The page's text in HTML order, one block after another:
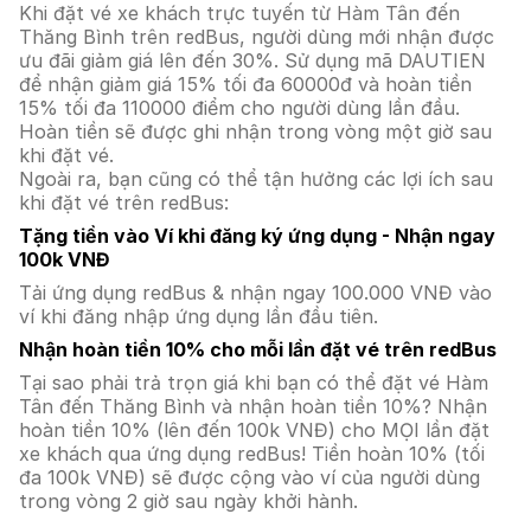
Khi đặt vé xe khách trực tuyến từ Hàm Tân đến
Thăng Bình trên redBus, người dùng mới nhận được
ưu đãi giảm giá lên đến 30%. Sử dụng mã DAUTIEN
để nhận giảm giá 15% tối đa 60000đ và hoàn tiền
15% tối đa 110000 điểm cho người dùng lần đầu.
Hoàn tiền sẽ được ghi nhận trong vòng một giờ sau
khi đặt vé.
Ngoài ra, bạn cũng có thể tận hưởng các lợi ích sau
khi đặt vé trên redBus:
Tặng tiền vào Ví khi đăng ký ứng dụng - Nhận ngay
100k VNĐ
Tải ứng dụng redBus & nhận ngay 100.000 VNĐ vào
ví khi đăng nhập ứng dụng lần đầu tiên.
Nhận hoàn tiền 10% cho mỗi lần đặt vé trên redBus
Tại sao phải trả trọn giá khi bạn có thể đặt vé Hàm
Tân đến Thăng Bình và nhận hoàn tiền 10%? Nhận
hoàn tiền 10% (lên đến 100k VNĐ) cho MỌI lần đặt
xe khách qua ứng dụng redBus! Tiền hoàn 10% (tối
đa 100k VNĐ) sẽ được cộng vào ví của người dùng
trong vòng 2 giờ sau ngày khởi hành.